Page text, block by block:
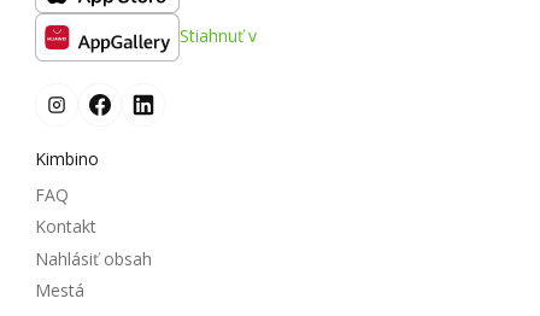
Stiahnuť v
Kimbino
FAQ
Kontakt
Nahlásiť obsah
Mestá